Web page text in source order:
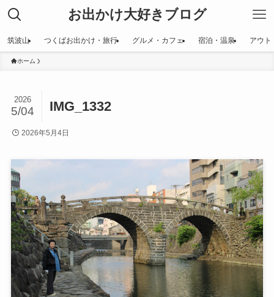
お出かけ大好きブログ
筑波山 つくばお出かけ・旅行 グルメ・カフェ 宿泊・温泉 アウト
ホーム
IMG_1332
2026
5/04
2026年5月4日